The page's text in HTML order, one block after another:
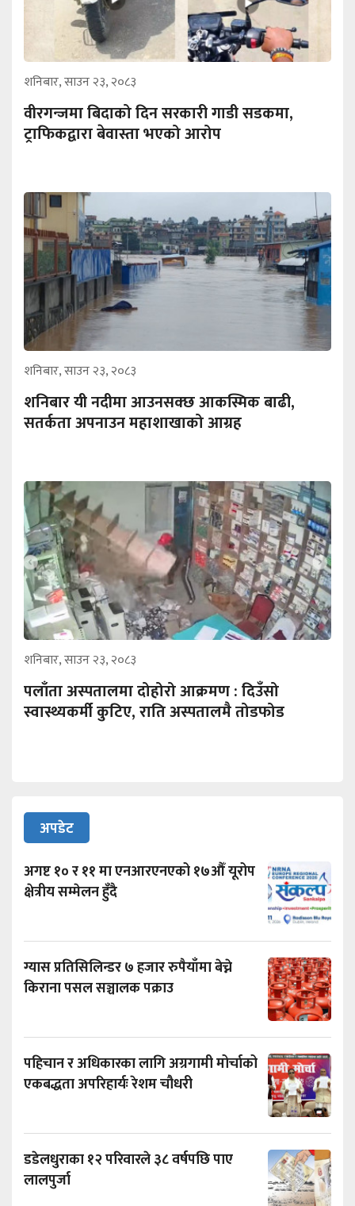
शनिबार, साउन २३, २०८३
वीरगन्जमा बिदाको दिन सरकारी गाडी सडकमा,
ट्राफिकद्वारा बेवास्ता भएको आरोप
शनिबार, साउन २३, २०८३
शनिबार यी नदीमा आउनसक्छ आकस्मिक बाढी,
सतर्कता अपनाउन महाशाखाको आग्रह
शनिबार, साउन २३, २०८३
पलाँता अस्पतालमा दोहोरो आक्रमण : दिउँसो
स्वास्थ्यकर्मी कुटिए, राति अस्पतालमै तोडफोड
अपडेट
अगष्ट १० र ११ मा एनआरएनएको १७औँ यूरोप
क्षेत्रीय सम्मेलन हुँदै
ग्यास प्रतिसिलिन्डर ७ हजार रुपैयाँमा बेच्ने
किराना पसल सञ्चालक पक्राउ
पहिचान र अधिकारका लागि अग्रगामी मोर्चाको
एकबद्धता अपरिहार्यः रेशम चौधरी
डडेलधुराका १२ परिवारले ३८ वर्षपछि पाए
लालपुर्जा